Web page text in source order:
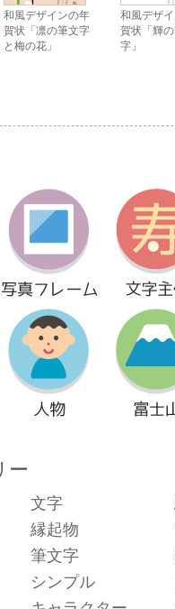
和風デザインの年
賀状「凛の筆文字
と梅の花」
和風デザ
賀状「輝
字」
ー
文字
縁起物
筆文字
シンプル